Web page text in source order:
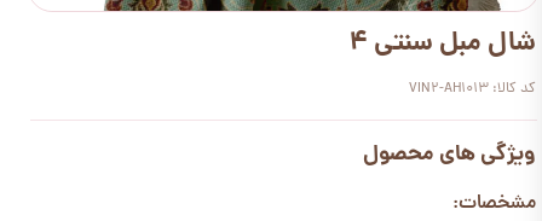
شال مبل سنتی 4
کد کالا: VIN2-AH1013
ویژگی های محصول
مشخصات: